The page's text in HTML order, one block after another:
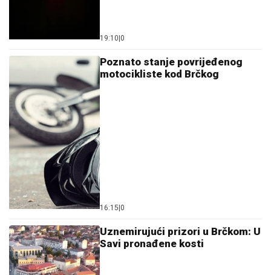
19:10 0
Poznato stanje povrijeđenog
motocikliste kod Brčkog
16:15 0
Uznemirujući prizori u Brčkom: U
Savi pronađene kosti